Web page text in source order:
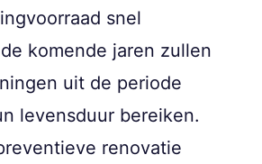
snel
komende jaren zullen
uit de periode
levensduur bereiken.
renovatie